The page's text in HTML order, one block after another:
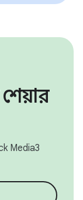
শেয়ার
Media3